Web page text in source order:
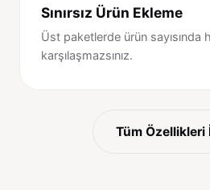
Sınırsız Ürün Ekleme
Üst paketlerde ürün sayısında
karşılaşmazsınız.
Tüm Özellikleri